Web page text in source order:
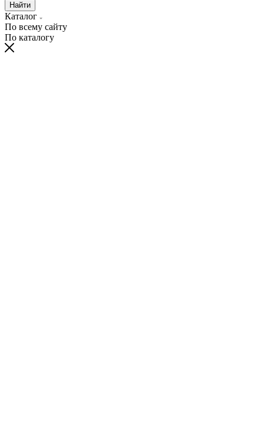
Найти
Каталог
По всему сайту
По каталогу